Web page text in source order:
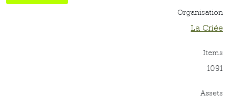
Organisation
La Criée
Items
1091
Assets